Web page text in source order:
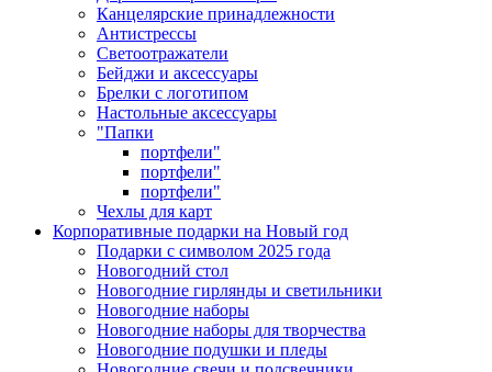
Канцелярские принадлежности
Антистрессы
Светоотражатели
Бейджи и аксессуары
Брелки с логотипом
Настольные аксессуары
"Папки
портфели"
портфели"
портфели"
Чехлы для карт
Корпоративные подарки на Новый год
Подарки с символом 2025 года
Новогодний стол
Новогодние гирлянды и светильники
Новогодние наборы
Новогодние наборы для творчества
Новогодние подушки и пледы